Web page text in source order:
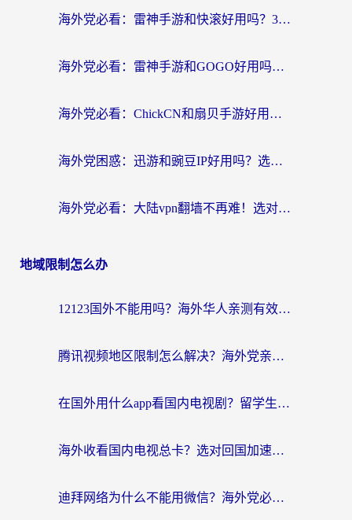
海外党必看：雷神手游和快滚好用吗？3步选对回国加速器无缝刷国内资源
海外党必看：雷神手游和GOGO好用吗？3步选对回国加速器，无缝刷剧玩原神
海外党必看：ChickCN和扇贝手游好用吗？3步选对回国加速器无缝刷国内资源
海外党困惑：迅游和豌豆IP好用吗？选对回国加速器，刷剧游戏再也不卡
海外党必看：大陆vpn翻墙不再难！选对加速器，无缝刷国内资源
地域限制怎么办
12123国外不能用吗？海外华人亲测有效的回国加速方案来了
腾讯视频地区限制怎么解决？海外党亲测有效的回国加速器选择指南
在国外用什么app看国内电视剧？留学生亲测有效的回国加速方案
海外收看国内电视总卡？选对回国加速器，让你流畅追《狂飙》《长相思》
迪拜网络为什么不能用微信？海外党必看的回国加速解决方案